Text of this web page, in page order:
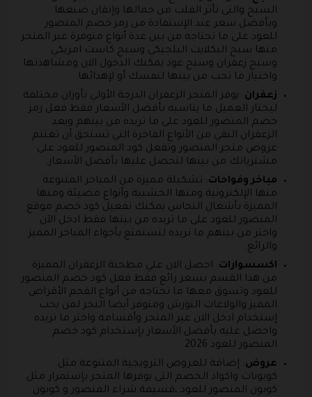
السبح والتى تأثر القلب من جمالها وإتقان صنعها
وبأفضل سعر عند الإستفادة من رمز خصم المنصور
للعود على ما تحتاجه من بين عدة أنواع متوفرة عبر المتجر
منها سبح البكلايت البلجيكي وسبح كاست امريكي
وسبح زعفران وسبح عود يمكنك الدخول الان ومشاهدتها
واختيار ما تحب من بينها لنفسك أو لإهدائها.
زعفران: يوفر المتجر الزعفران الدرجة الأولي بأوزان مختلفة
ليختار العميل ما يناسبه بأفضل الأسعار فقط فعل رمز
خصم المنصور للعود على ما تريده من بينهم ويعد
الزعفران النقي من الأنواع الفاخرة التي تستحق أن تغتنم
عروض متجر المنصور وتفعل كود المنصور للعود على
مشترياتك من بينها لتحصل عليها بأفضل الأسعار.
مباخر وفواحات: تشكيلة مميزة من المباخر المتنوعة
منها الإلكترونية ومنها الخشبية وأنواع مضيئة ومنها
المميزة بأشغال النحاس يمكنك تفعيل كود خصم موقع
المنصور للعود على ما تريده من بينها فقط ادخل الآن
واختر من بينهم ما تريده لتستمتع بأجواء المباخر المميز
والرائع.
اكسسوارات: احصل الان علي مطحنة الزعفران المميزة
من هذا القسم بسعر رائع فقط فعل كود خصم المنصور
للعود وتسوق معها ما تحتاجه من أنواع الفحم الأقراص
المميز والولاعات التورش ومتوفر أيضا النجر لمن يحب
إستخدام ادخل الان عبر المتجر وأقسامه واختر ما تريده
واحصل عليه بأفضل الأسعار بإستخدام كود خصم
المنصور للعود 2026 .
عروض: إضافة للعروض الترويجية المتنوعة مثل
كوبونات واكواد الخصم التى يوفرها المتجر بإستمرار مثل
كوبون المنصور للعود ،قسيمة شراء المنصور و كوبون